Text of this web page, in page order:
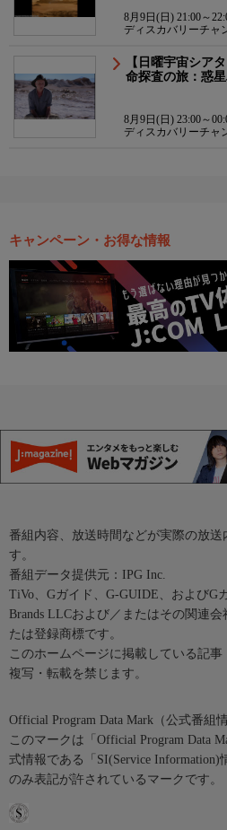
8月9日(日) 21:00～
ディスカバリーチャ
【日曜宇宙シア
命探査の旅：惑
8月9日(日) 23:00～
ディスカバリーチャ
キャンペーン・お得な情報
番組内容、放送時間などが実際の放
す。
番組データ提供元：IPG Inc.
TiVo、Gガイド、G-GUIDE、およびG
Brands LLCおよび／またはその関連
たは登録商標です。
このホームページに掲載している記
複写・転載を禁じます。
Official Program Data Mark（公式番組
このマークは「Official Program Data
式情報である「SI(Service
のみ表記が許されているマークです。